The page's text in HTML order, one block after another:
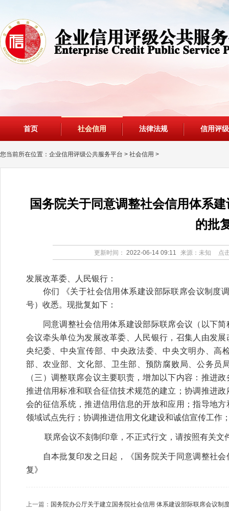
首页 社会信用 法律法规 信用评级
您当前所在位置： 企业信用评级公共服务平台 > 社会信用 >
国务院关于同意调整社会信用体系
的批
更新时间： 2022-06-14 09:11 来源：未知 点
发展改革委、人民银行：
你们 《关于社会信用体系建设部际联席会议制度调
号）收悉。现批复如下：
同意调整社会信用体系建设部际联席会议（以下简
会议牵头单位为发展改革委、人民银行，召集人由发
央纪委、中央宣传部、中央政法委、中央文明办、高
部、农业部、文化部、卫生部、预防腐败局、公务员
（三）调整联席会议主要职责，增加以下内容：推进
推进信用标准和联合征信技术规范的建立；协调推进
会的征信系统，推进信用信息的开放和应用；指导地
领域试点先行；协调推进信用文化建设和诚信宣传工作
联席会议不刻制印章，不正式行文，请按照有关文
自本批复印发之日起，《国务院关于同意调整社会
复》
上一篇： 国务院办公厅关于建立国务院社会信用 体系建设部际联席会议制